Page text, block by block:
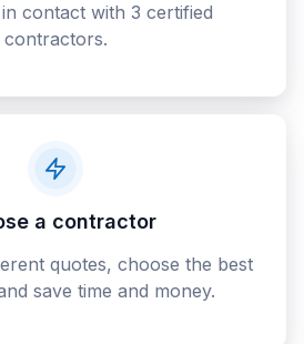
contact with 3 certified
contractors.
a contractor
quotes, choose the best
save time and money.